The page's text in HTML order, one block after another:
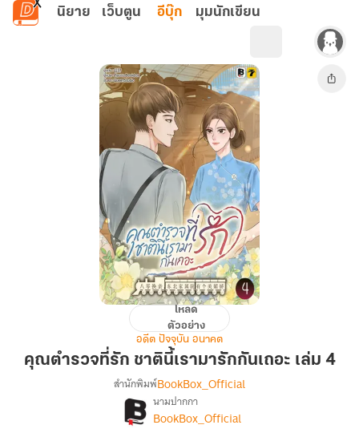
ข้ามไปยังเนื้อหาหลัก
นิยาย เว็บตูน อีบุ๊ก มุมนักเขียน
ที่รัก
โหลด
ตัวอย่าง
อดีต ปัจจุบัน อนาคต
คุณตำรวจที่รัก ชาตินี้เรามารักกันเถอะ เล่ม 4
เรื่อง[จบ]
คุณ
สำนักพิมพ์BookBox_Official
นามปากกา
BookBox_Official